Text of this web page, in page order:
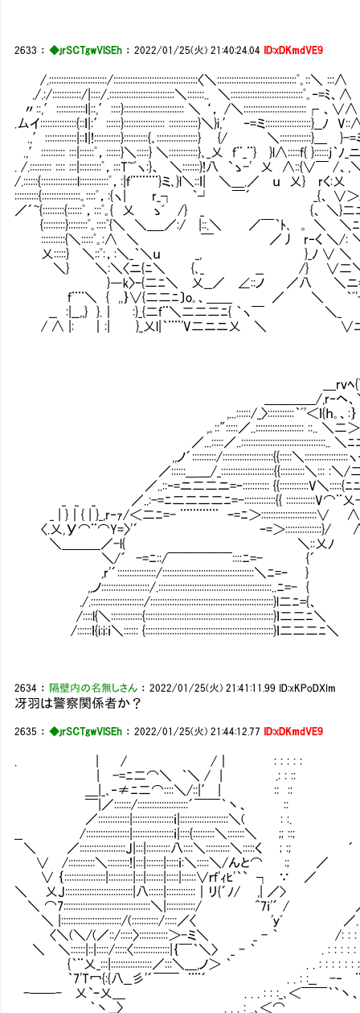
2633 ：◆jrSCTgwVlSEh ：2022/01/25(火) 21:40:24.04 ID:xDKmdVE9
/.::::::::::::::::::::::::/:::::::::::::::::::::::::::::::::::〈＼:::::::::::::::::::::::::::::::::ﾟ｡::＼ :::∧
./.:/::::::::::::/|::::/.:::::::::::::::::::::::::::＼:::::::.. ＼::::::::::::::::::::::::::::::ﾟ｡‐=ﾐ、∧
〃::,′::::::::::::l|::,′::::}::::::::::::::::::::::::: ＼ ‘， /＼::::::::::::::::::::::::::┌ 、∨∧
.厶イ:::::::::::::::{::ｌ|:′::::::}::::::::::::::::: ::::::::::::}＼}i,′ ‐=ミ
.,′:::::::::::::|::ｌ|!:::::::::::}::::::::::{､:::::::::::::::::} {/ ＼:::::::::::::}＿ }-
.,′:::::::::: :::|::::::ﾟ，::::::}＼:::::} ＼::::::::::::}､_乂 f¨_¨} }l∧:::::f{ }::::::ｊ｀ﾉ
. /.::::::::: :::: :::|:::::::::ﾟ，:::T~ﾞヽ:}、 ＼:::::::}!八 `ゝ-' 乂
/.::::::{:::::::::::::::l::::::::::::ﾟ，:|ｆ'¨¨¨¨}ミ､}l＼::ｌ| ＼＿.／ ｕ 乂}
::::::::::{::::::::::::::::｡::::ﾟ，:{ヽ| r_┐ ｀┘ ￣´ _{、 ∨
／´~{:::::::::{::::::ﾟ，:::ﾟ｡{ 乂 ゝﾞ /} _ {、 ＼
{:::::::::}::::::::ﾟ｡::::ﾟ{＼ ＼＿_／:/ |::.＼ ／￣｀ﾄ､ 。
::::::::::{＼:::::ﾟ｡:∧ ＼ ￣ ／丿 r‐く ＼/:
乂:::::} ＼::ﾟ:，:＼_｀＼ｕ _, }_ﾉ ∨ ＼
＼} ＼:＼〈ニ{ﾆ＼ {､_ __ /} ∨二＼
}―k〉‐{二ﾆ＼ 乂__／ ∠::ノ ／八 ＼ニ
f¨¨＼ { ,,｝∨{二二ﾆ〕o｡、＿＿ ／ ＼ ｀ﾞ'-=
__ :|__,,} }.｜ :}_{二f¨＼二二二ﾆ{ ｀ヽ￣ ＼_
/ ∧ |: ｜:| }_乂l|｀¨¨'V二ニニ乂 ＼ ∨ﾆ
＿rｖﾍ{
＿＿＿＿/,r‐ヘ、＼}
,...::::::/_〉:::::::::::｀ﾞ'＜ｌ{ｈ｡、:｝
,｡::":::::／..:::::::::::::::::::: ::.. ＼二＞n_
／...:::::／..:::::::::::::::::::::::::::::::::::.. ＼ﾆﾆ
,,ノ´::::::::::/:::::::::::::::::::::{{:::::＼::::::::::::::::::ヽ
／::::::＿___/_::::::::::::::::::::::{{::::::::::＼::: :＼/二/ニ
／..::‐=ニ二二ニ=ｰ::::::::::: {{::::::::::::V＼:::::{ﾆﾆ{二
_ _ _ ／..:-=ﾆ二二二二ﾆ=-:::::::::::::{{ ::::::::::::V⌒¨乂-
_ | }｜{ | }_,r‐ｧ/＜二ﾆ=- ¨¨¨¨¨¨ ｰ=ﾆ＞
〈.乂,У⌒¨⌒Y=〉'´ ｰ=＞
＼＿＿＿／-l{ ＼::乂ﾉ ∧ニ{ﾆl{
＼/´ -=ﾆ::/￣￣￣￣￣::::ﾆ=- {´ .∧-ｌﾆ
,r'´::::::::::::::::/::::::::::::::::::::::::::::::::::::::＼ﾆ=ｰ } ∧{
,,ノ::::::::::::::::::::/.:::::::::::::::::::::::::::::::::::::::::::::::..ﾆ=- {
./.::::::::::::::::::::::/:::::::::::::::::::::::::::::::::::::::::::::::::::}l二ﾆ={、
/::::l{＼:::::::::::::{:::::::::::::::::::::::::::::::::::::::::::::::::::::}ｌ二二ﾆ＼
/::::::ｌ{i:i:ｉ＼:::::: {:::::::::::::::::::::::::::::::::::::::::::::::::::::}ｌ二二二ﾆ＼
2634 ： 隔壁内の名無しさん ：2022/01/25(火) 21:41:11.99 ID:xKPoDXIm
冴羽は警察関係者か？
2635 ：◆jrSCTgwVlSEh ：2022/01/25(火) 21:44:12.77 ID:xDKmdVE9
. | / /｜ : : : : :
| -=ﾆ二⌒＼ ｀＼ / | .: : ::
＿|_､‐≠ﾆ二⌒::::＼/::|′ | :: ::
￣|／:::::::/:::::::::::::::::::::´￣￣｀丶、 ::
／:::::::::::::|:::::::::::::::::ｉ|::::::::::::::::::::＼( :
__ /::::::::::::::::::|:::::::::::::::::ｉ|::::{:::::::::＼:::::::＼
＼ ／:::::::::::::::::::J|:::|::::::::::八::::＼::::::::::＼
∨ /:::::::::::＼:::::::::!|:::|:::::::|:::::ｉ:＼:::::＼/ん
∨ ｛:::::::::::::::::|::::::::::|:::|:::::::|:::::|::::::∨ｒｆ'ｨ
＼ 乂J::::::::::::::::::::::::::::|八::::::|::::::::::::｜リ{´
＼ ⌒7::::::::::::::::::::::::::::::::::::＼|::::::::::::/
＼ |:::::::::::::::::::::::::/(:::::::::::/:::::／〈 'ｙﾞ
〈＼(＼/(／::/:::::〉::::::::::::＞-ミ＼ _ - ｀ /: :
＼ ＼::::::|::|:::::/:::::〈:::::::::::::::|｛￣｀＼〉 _ - ｀ . : :
{｀¨乂_:::|:::::::::::::::::／:::＼___,ノ＞ ｀ . . : : : : : : :
｀7'T冖{:{八__彡'´￣￣ ¨¨´ . . : :__ -‐ ¨.:.: :
-──- 乂`ｰ乂＿ . . . : : :_､＜￣￣｀`丶、 _､‐''
｀丶__〉 . . . : _､＜⌒ ヽ /.:.: . . . /::::